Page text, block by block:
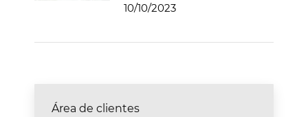
10/10/2023
Área de clientes